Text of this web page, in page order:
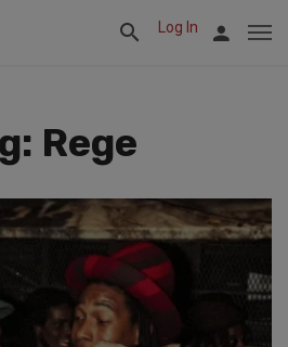
Log In
Rege